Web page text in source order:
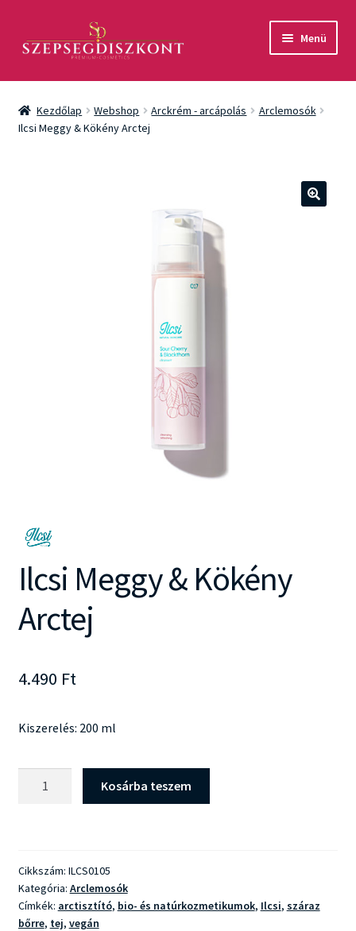
aa
Menü
Akció
Csomagok
Kezdőlap Webshop Arckrém - arcápolás
Arclemosók
Ilcsi Meggy & Kökény Arctej
Ilcsi Meggy & Kökény
Arctej
4.490 Ft
Kiszerelés: 200 ml
mennyiség
Kosárba teszem
Cikkszám: ILCS0105
Kategória: Arclemosók
Címkék: arctisztító, bio- és natúrkozmetikumok, Ilcsi, száraz
bőrre, tej, vegán